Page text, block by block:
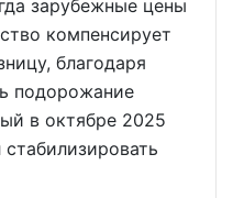
зарубежные цены
компенсирует
благодаря
подорожание
в октябре 2025